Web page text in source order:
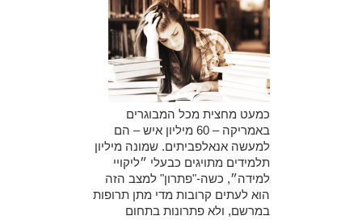
כמעט מחצית מכל המבוגרים
באמריקה – 60 מיליון איש – הם
למעשה אנאלפביתים. שמונה מיליון
תלמידים מתויגים כבעלי ״ליקויי
למידה״, כשה-"פתרון" למצב הזה
הוא לעתים קרובות מדי מתן תרופות
במרשם, ולא פתרונות בתחום